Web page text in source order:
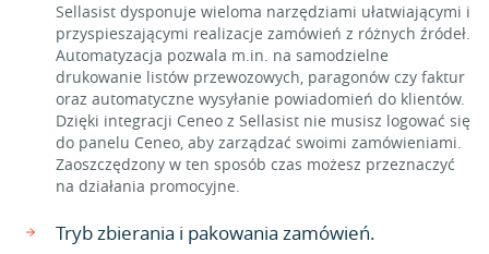
Sellasist dysponuje wieloma narzędziami ułatwiającymi i
przyspieszającymi realizacje zamówień z różnych źródeł.
Automatyzacja pozwala m.in. na samodzielne
drukowanie listów przewozowych, paragonów czy faktur
oraz automatyczne wysyłanie powiadomień do klientów.
Dzięki integracji Ceneo z Sellasist nie musisz logować się
do panelu Ceneo, aby zarządzać swoimi zamówieniami.
Zaoszczędzony w ten sposób czas możesz przeznaczyć
na działania promocyjne.
Tryb zbierania i pakowania zamówień.